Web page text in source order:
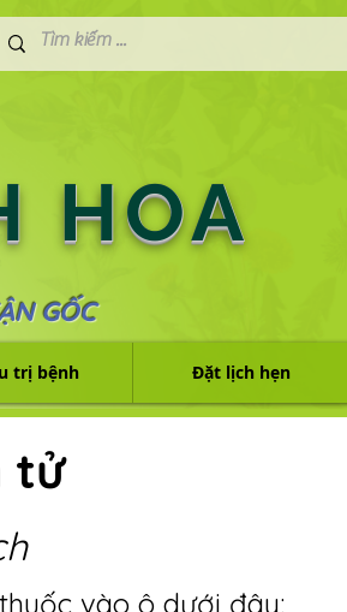
HOA
GỐC
trị bệnh Đặt lịch hẹn
tử
vào ô dưới đây: